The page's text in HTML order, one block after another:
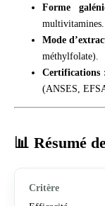
Forme
multivitamines.
Mode
méthylfolate).
Certifications
(ANSES,
📊 Résumé